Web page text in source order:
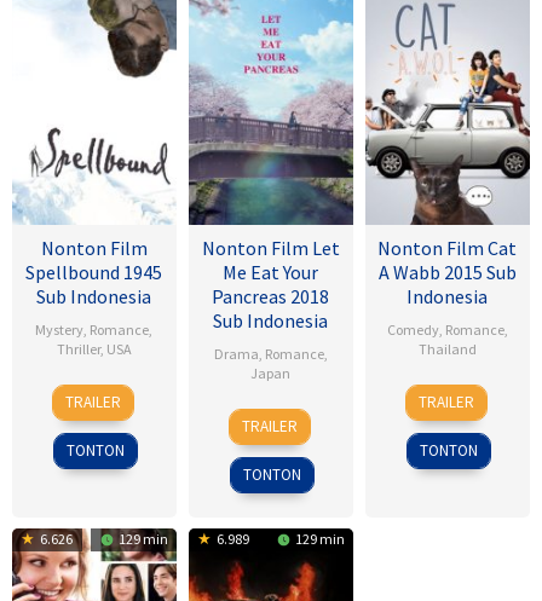
Nonton Film
Spellbound 1945
Sub Indonesia
Mystery, Romance,
Thriller, USA
8
Nov
1945
Alfred
Hitchcock
TRAILER
TONTON
Nonton Film Let
Me Eat Your
Pancreas 2018
Sub Indonesia
Drama, Romance,
Japan
28
Jul
2017
Sho
Tsukikawa
TRAILER
TONTON
Nonton Film Cat
A Wabb 2015 Sub
Indonesia
Comedy, Romance,
Thailand
4
Mar
2015
Nareubadee
Wetchakam
TRAILER
TONTON
6.626 129 min 6.989 129 min